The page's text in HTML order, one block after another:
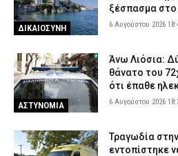
ΔΙΚΑΙΟΣΥΝΗ
ξέσπασμα στο
6 Αυγούστου 2026
ΑΣΤΥΝΟΜΙΑ
Άνω Λιόσια:
θάνατο του
ότι έπαθε
6 Αυγούστου 2026
Τραγωδία
εντοπίστηκε